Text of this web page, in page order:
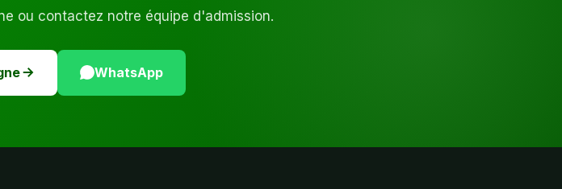
ou contactez notre équipe d'admission.
WhatsApp